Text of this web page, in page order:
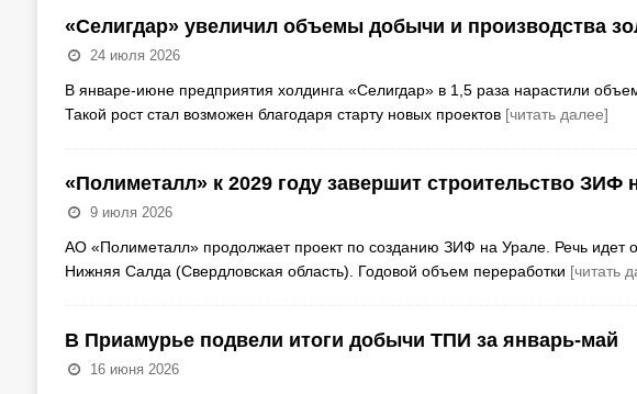
«Селигдар» увеличил объемы добычи и производства
24 июля 2026
В январе-июне предприятия холдинга «Селигдар» в 1,5 раза нарастили
Такой рост стал возможен благодаря старту новых проектов [читать далее]
«Полиметалл» к 2029 году завершит строительство ЗИФ
9 июля 2026
АО «Полиметалл» продолжает проект по созданию ЗИФ на Урале. Речь идет о
Нижняя Салда (Свердловская область). Годовой объем переработки [читать
В Приамурье подвели итоги добычи ТПИ за январь-май
16 июня 2026